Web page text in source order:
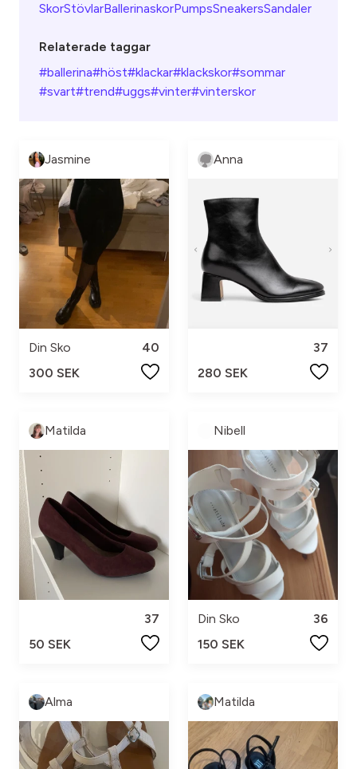
SkorStövlarBallerinaskorPumpsSneakersSandaler
Relaterade taggar
#ballerina#höst#klackar#klackskor#sommar
#svart#trend#uggs#vinter#vinterskor
Jasmine
Din Sko
40
300 SEK
Anna
37
280 SEK
Matilda
37
50 SEK
Nibell
Din Sko
36
150 SEK
Alma Matilda